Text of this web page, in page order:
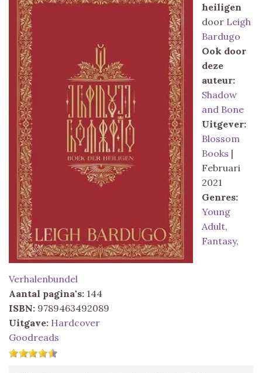
heiligen
door Leigh
Bardugo
Ook door
deze
auteur:
Shadow
and Bone
Uitgever:
Blossom
Books |
Februari
2021
Genres:
Young
Adult,
Fantasy,
Verhalenbundel
Aantal pagina's: 144
ISBN: 9789463492089
Uitgave: Hardcover
Goodreads